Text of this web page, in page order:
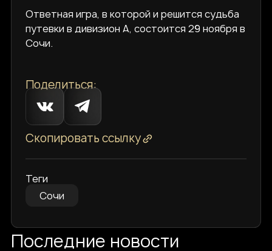
Ответная игра, в которой и решится судьба
путевки в дивизион А, состоится 29 ноября в
Сочи.
Поделиться:
Скопировать ссылку
Теги
Сочи
Последние новости